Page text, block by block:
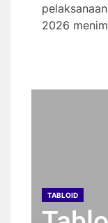
2026
TABLOID
TABLOID
TABLOID
TABLOID